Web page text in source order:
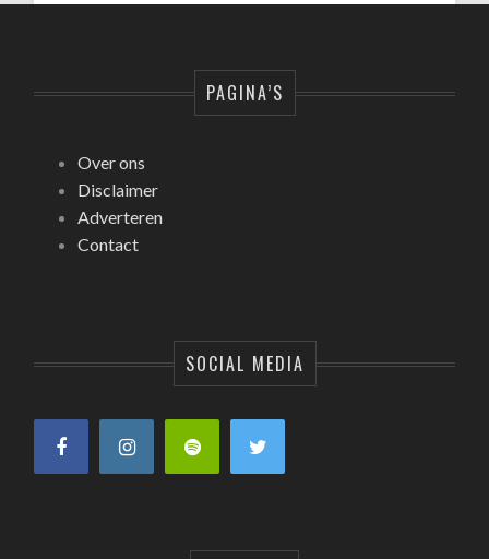
PAGINA’S
Over ons
Disclaimer
Adverteren
Contact
SOCIAL MEDIA